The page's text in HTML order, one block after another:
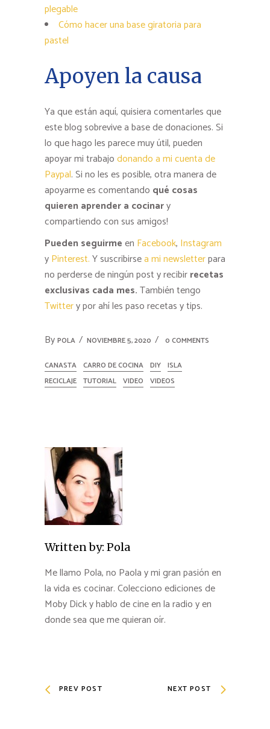
plegable
Cómo hacer una base giratoria para
pastel
Apoyen la causa
Ya que están aquí, quisiera comentarles que
este blog sobrevive a base de donaciones. Si
lo que hago les parece muy útil, pueden
apoyar mi trabajodonando a mi cuenta de
Paypal. Si no les es posible, otra manera de
apoyarme es comentando qué cosas
quieren aprender a cocinary
compartiendo con sus amigos!
Pueden seguirmeen Facebook, Instagram
yPinterest.Y suscribirsea mi newsletterpara
no perderse de ningún post y recibirrecetas
exclusivas cada mes.También tengo
Twittery por ahí les paso recetas y tips.
By POLA NOVIEMBRE 5, 2020 0 COMMENTS
CANASTA CARRO DE COCINA DIY ISLA
RECICLAJE TUTORIAL VIDEO VIDEOS
Written by: Pola
Me llamo Pola, no Paola y mi gran pasión en
la vida es cocinar. Colecciono ediciones de
Moby Dick y hablo de cine en la radio y en
donde sea que me quieran oír.
PREV POST NEXT POST